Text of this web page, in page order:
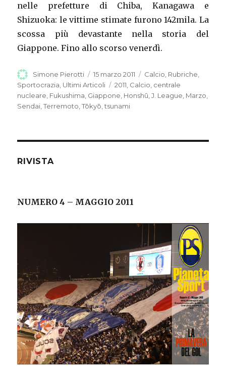
nelle prefetture di Chiba, Kanagawa e
Shizuoka: le vittime stimate furono 142mila. La
scossa più devastante nella storia del
Giappone. Fino allo scorso venerdì.
Autore
Simone Pierotti
Pubblicato
il
15 marzo 2011 Categorie
Calcio Rubriche
Sportocrazia Ultimi Articoli Tag
2011 Calcio centrale
nucleare Fukushima Giappone Honshū ,J. League Marzo
Sendai ,Terremoto ,Tōkyō ,tsunami
RIVISTA
NUMERO 4 – MAGGIO 2011